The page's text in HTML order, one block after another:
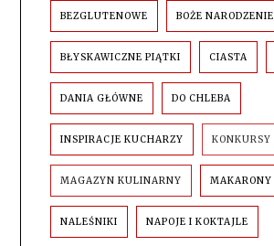
BEZGLUTENOWE BOŻE NARODZENIE
BŁYSKAWICZNE PIĄTKI CIASTA
DANIA GŁÓWNE DO CHLEBA
INSPIRACJE KUCHARZY KONKURSY
MAGAZYN KULINARNY MAKARONY
NALEŚNIKI NAPOJE I KOKTAJLE